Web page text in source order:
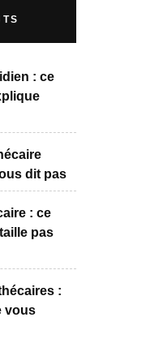
: ce
dit pas
: ce
pas
:
vous